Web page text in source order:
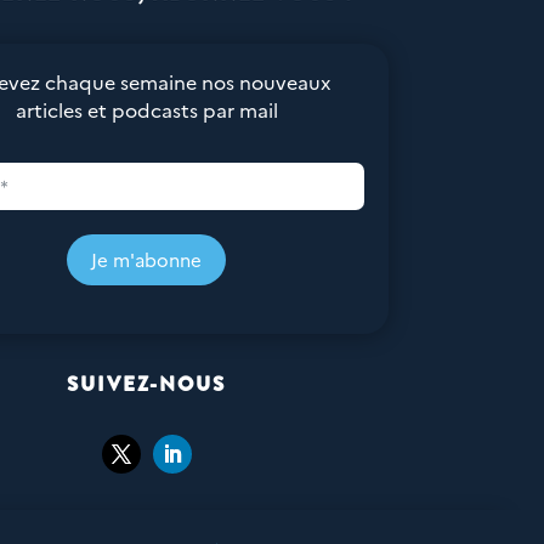
chaque semaine nos nouveaux
articles et podcasts par mail
Je m'abonne
SUIVEZ-NOUS